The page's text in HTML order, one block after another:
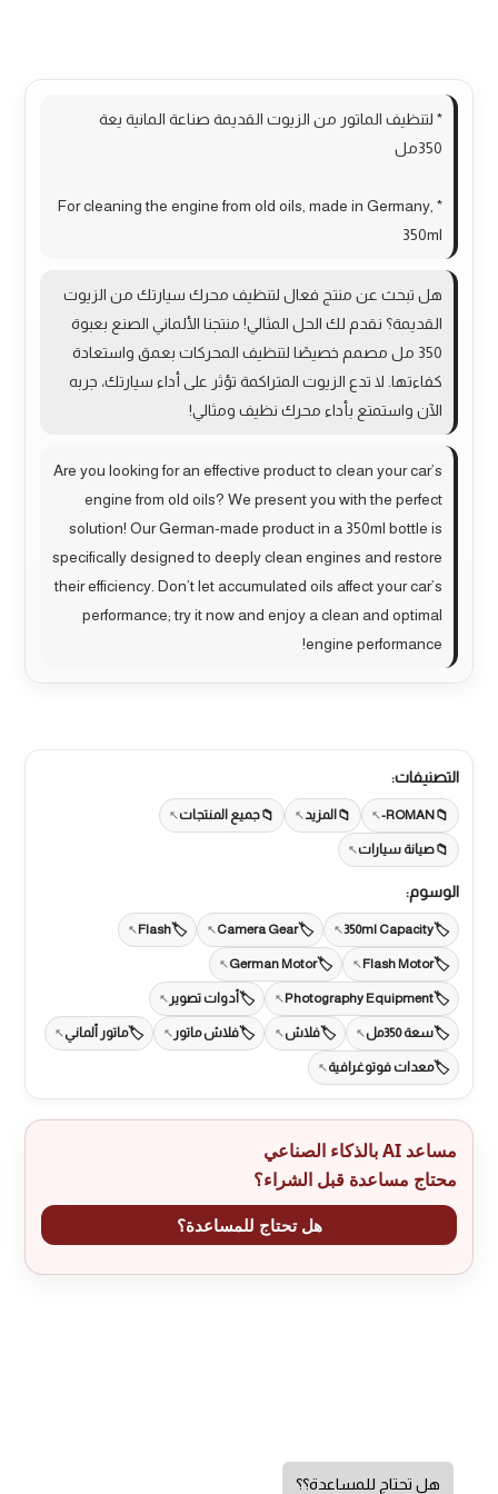
* لتنظيف الماتور من الزيوت القديمة صناعة المانية يعة
350مل
* For cleaning the engine from old oils, made in Germany,
350ml
هل تبحث عن منتج فعال لتنظيف محرك سيارتك من الزيوت
القديمة؟ نقدم لك الحل المثالي! منتجنا الألماني الصنع بعبوة
350 مل مصمم خصيصًا لتنظيف المحركات بعمق واستعادة
كفاءتها. لا تدع الزيوت المتراكمة تؤثر على أداء سيارتك، جربه
الآن واستمتع بأداء محرك نظيف ومثالي!
Are you looking for an effective product to clean your car’s
engine from old oils? We present you with the perfect
solution! Our German-made product in a 350ml bottle is
specifically designed to deeply clean engines and restore
their efficiency. Don’t let accumulated oils affect your car’s
performance; try it now and enjoy a clean and optimal
engine performance!
التصنيفات:
ROMAN- المزيد جميع المنتجات
صيانة سيارات
الوسوم:
350ml Capacity
Camera Gear
Flash
Flash Motor
German Motor
Photography Equipment أدوات تصوير
سعة 350مل فلاش فلاش ماتور ماتور ألماني
معدات فوتوغرافية
مساعد AI بالذكاء الصناعي
محتاج مساعدة قبل الشراء؟
هل تحتاج للمساعدة؟
هل تحتاج للمساعدة؟؟